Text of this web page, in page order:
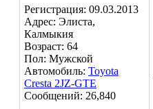
Регистрация: 09.03.2013
Адрес: Элиста,
Калмыкия
Возраст: 64
Пол: Мужской
Автомобиль: Toyota
Cresta 2JZ-GTE
Сообщений: 26,840